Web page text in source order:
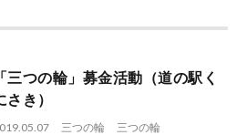
ム
た
「三つの輪」募金活動（道の駅く
さき）
三つの輪 三つの輪